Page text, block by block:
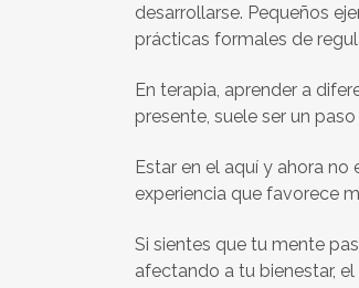
desarrollarse. Pequeños
prácticas formales de
En terapia, aprender a
presente, suele ser un
Estar en el aquí y ahora
experiencia que favorece
Si sientes que tu mente
afectando a tu bienestar,